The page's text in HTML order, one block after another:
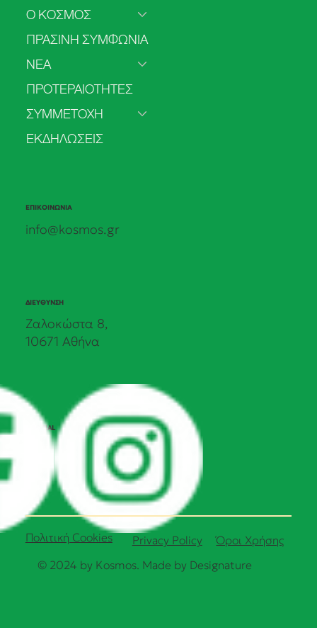
τα δεδομένα στις πολιτικές δεσμεύσεις.
Τα πρώτα αποτελέσματα της δημόσιας
Ο ΚΟΣΜΟΣ
ΠΡΑΣΙΝΗ ΣΥΜΦΩΝΙΑ
ΝΕΑ
ΠΡΟΤΕΡΑΙΟΤΗΤΕΣ
ΣΥΜΜΕΤΟΧΗ
ΕΚΔΗΛΩΣΕΙΣ
ΕΠΙΚΟΙΝΩΝΙΑ
info@kosmos.gr
ΔΙΕΥΘΥΝΣΗ
Ζαλοκώστα 8,
10671 Αθήνα
SOCIAL
© 2024 by Kosmos. Made by Designature
Πολιτική Cookies Όροι Χρήσης
Privacy Policy